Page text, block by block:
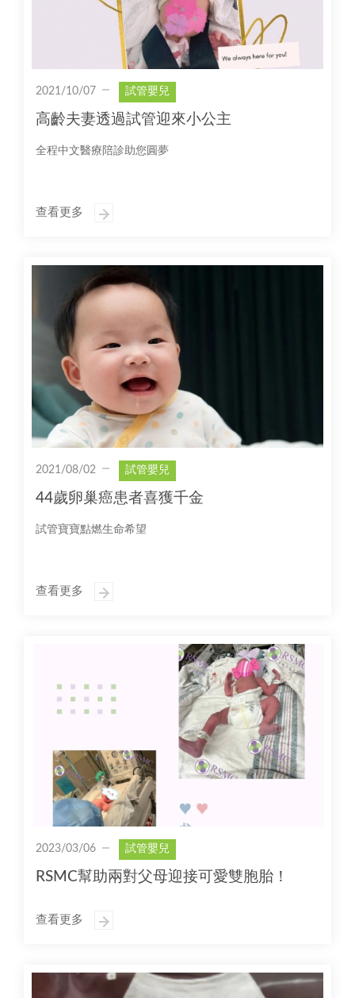
2021/10/07 試管嬰兒
高齡夫妻透過試管迎來小公主
全程中文醫療陪診助您圓夢
查看更多
2021/08/02 試管嬰兒
44歲卵巢癌患者喜獲千金
試管寶寶點燃生命希望
查看更多
2023/03/06 試管嬰兒
RSMC幫助兩對父母迎接可愛雙胞胎！
查看更多